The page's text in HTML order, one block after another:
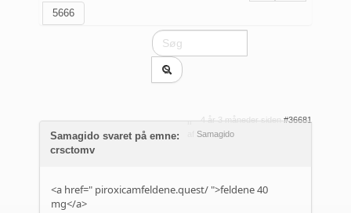
5666
4 år 3 måneder siden #36681
Samagido
Samagido svaret på emne:
crsctomv
<a href=" piroxicamfeldene.quest/ ">feldene 40
mg</a>